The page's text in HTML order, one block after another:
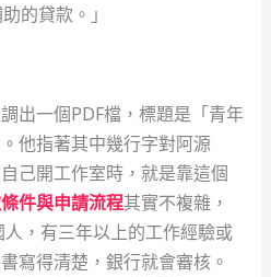
的貸款。」
出一個PDF檔，標題是「青年
他指著其中幾行字對阿源
己開工作室時，就是靠這個
件與申請流程其實不複雜，
，有三年以上的工作經驗或
寫得清楚，銀行就會審核。